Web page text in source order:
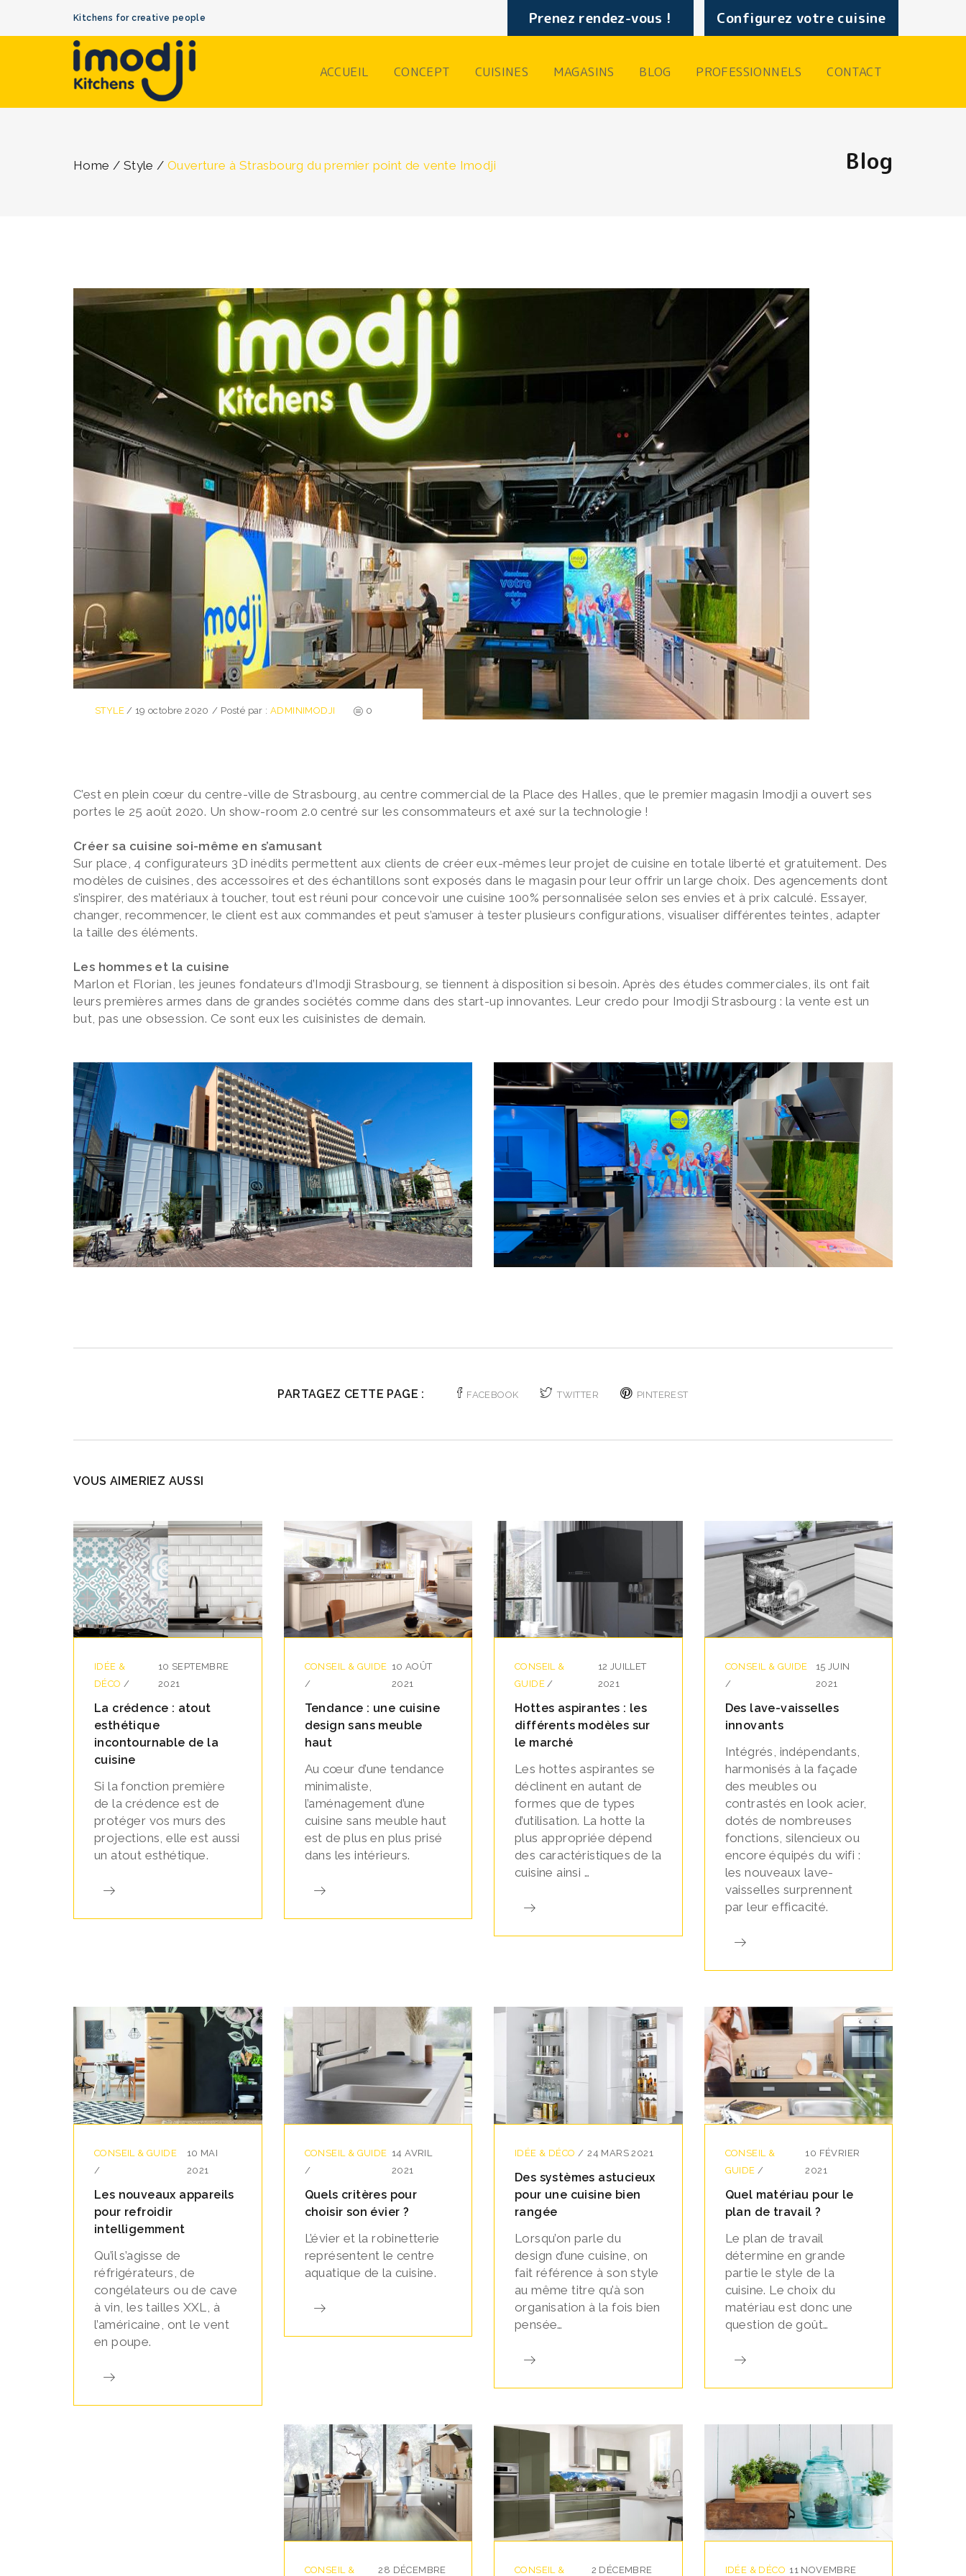
Kitchens for creative people Prenez rendez-vous ! Configurez votre cuisine
ACCUEIL CONCEPT CUISINES MAGASINS BLOG PROFESSIONNELS CONTACT
Home / Style / Ouverture à Strasbourg du premier point de vente Imodji Blog
STYLE/ 19 octobre 2020 / Posté par :ADMINIMODJI 0
C’est en plein cœur du centre-ville de Strasbourg, au centre commercial de la Place des Halles, que le premier magasin Imodji a ouvert ses
portes le 25 août 2020. Un show-room 2.0 centré sur les consommateurs et axé sur la technologie !
Créer sa cuisine soi-même en s’amusant
Sur place, 4 configurateurs 3D inédits permettent aux clients de créer eux-mêmes leur projet de cuisine en totale liberté et gratuitement. Des
modèles de cuisines, des accessoires et des échantillons sont exposés dans le magasin pour leur offrir un large choix. Des agencements dont
s’inspirer, des matériaux à toucher, tout est réuni pour concevoir une cuisine 100% personnalisée selon ses envies et à prix calculé. Essayer,
changer, recommencer, le client est aux commandes et peut s’amuser à tester plusieurs configurations, visualiser différentes teintes, adapter
la taille des éléments.
Les hommes et la cuisine
Marlon et Florian, les jeunes fondateurs d’Imodji Strasbourg, se tiennent à disposition si besoin. Après des études commerciales, ils ont fait
leurs premières armes dans de grandes sociétés comme dans des start-up innovantes. Leur credo pour Imodji Strasbourg : la vente est un
but, pas une obsession. Ce sont eux les cuisinistes de demain.
PARTAGEZ CETTE PAGE : FACEBOOK TWITTER PINTEREST
VOUS AIMERIEZ AUSSI
IDÉE &
DÉCO /
10 SEPTEMBRE
2021
La crédence : atout
esthétique
incontournable de la
cuisine
Si la fonction première
de la crédence est de
protéger vos murs des
projections, elle est aussi
un atout esthétique.
CONSEIL & GUIDE
/
10 AOÛT
2021
Tendance : une cuisine
design sans meuble
haut
Au cœur d’une tendance
minimaliste,
l’aménagement d’une
cuisine sans meuble haut
est de plus en plus prisé
dans les intérieurs.
CONSEIL &
GUIDE/
12 JUILLET
2021
Hottes aspirantes : les
différents modèles sur
le marché
Les hottes aspirantes se
déclinent en autant de
formes que de types
d’utilisation. La hotte la
plus appropriée dépend
des caractéristiques de la
cuisine ainsi …
CONSEIL & GUIDE
/
15 JUIN
2021
Des lave-vaisselles
innovants
Intégrés, indépendants,
harmonisés à la façade
des meubles ou
contrastés en look acier,
dotés de nombreuses
fonctions, silencieux ou
encore équipés du wifi :
les nouveaux lave-
vaisselles surprennent
par leur efficacité.
CONSEIL & GUIDE
/
10 MAI
2021
Les nouveaux appareils
pour refroidir
intelligemment
Qu’il s’agisse de
réfrigérateurs, de
congélateurs ou de cave
à vin, les tailles XXL, à
l’américaine, ont le vent
en poupe.
CONSEIL & GUIDE
/
14 AVRIL
2021
Quels critères pour
choisir son évier ?
L’évier et la robinetterie
représentent le centre
aquatique de la cuisine.
IDÉE & DÉCO / 24 MARS 2021
Des systèmes astucieux
pour une cuisine bien
rangée
Lorsqu’on parle du
design d’une cuisine, on
fait référence à son style
au même titre qu’à son
organisation à la fois bien
pensée…
CONSEIL &
GUIDE /
10 FÉVRIER
2021
Quel matériau pour le
plan de travail ?
Le plan de travail
détermine en grande
partie le style de la
cuisine. Le choix du
matériau est donc une
question de goût…
CONSEIL & 28 DÉCEMBRE CONSEIL & 2 DÉCEMBRE IDÉE & DÉCO 11 NOVEMBRE